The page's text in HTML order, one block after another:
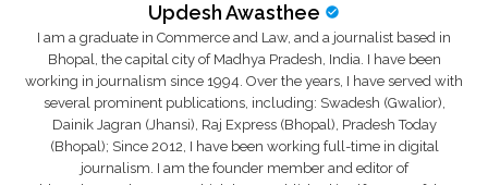
Updesh Awasthee
I am a graduate in Commerce and Law, and a journalist based in
Bhopal, the capital city of Madhya Pradesh, India. I have been
working in journalism since 1994. Over the years, I have served with
several prominent publications, including: Swadesh (Gwalior),
Dainik Jagran (Jhansi), Raj Express (Bhopal), Pradesh Today
(Bhopal); Since 2012, I have been working full-time in digital
journalism. I am the founder member and editor of